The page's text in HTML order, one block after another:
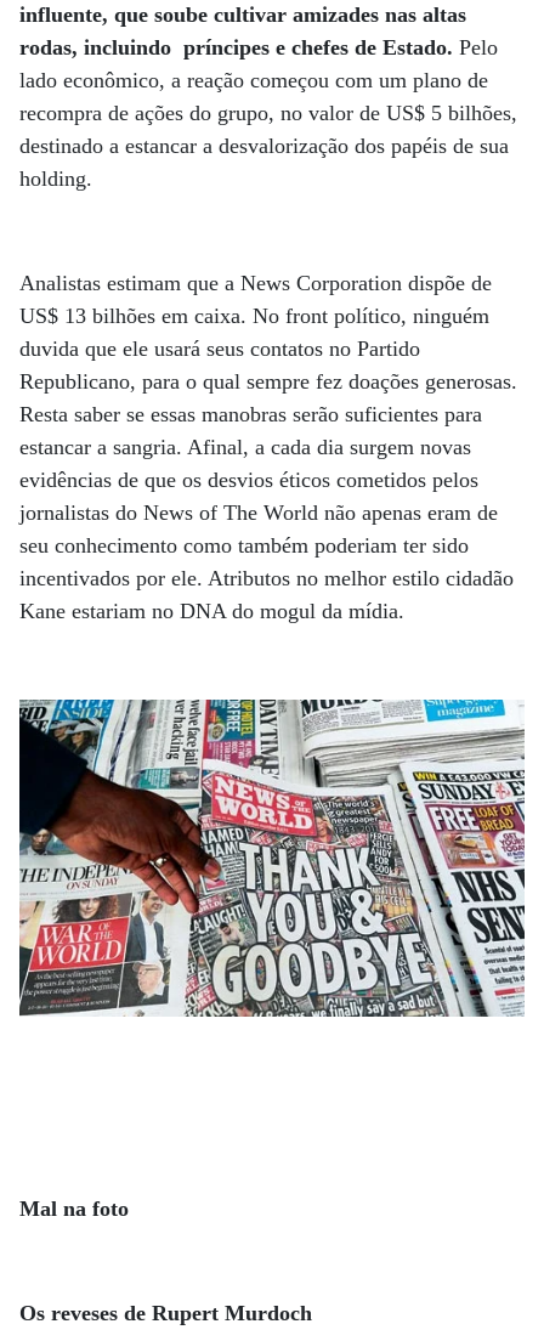
influente, que soube cultivar amizades nas altas
rodas, incluindo príncipes e chefes de Estado. Pelo
lado econômico, a reação começou com um plano de
recompra de ações do grupo, no valor de US$ 5 bilhões,
destinado a estancar a desvalorização dos papéis de sua
holding.
Analistas estimam que a News Corporation dispõe de
US$ 13 bilhões em caixa. No front político, ninguém
duvida que ele usará seus contatos no Partido
Republicano, para o qual sempre fez doações generosas.
Resta saber se essas manobras serão suficientes para
estancar a sangria. Afinal, a cada dia surgem novas
evidências de que os desvios éticos cometidos pelos
jornalistas do News of The World não apenas eram de
seu conhecimento como também poderiam ter sido
incentivados por ele. Atributos no melhor estilo cidadão
Kane estariam no DNA do mogul da mídia.
Mal na foto
Os reveses de Rupert Murdoch